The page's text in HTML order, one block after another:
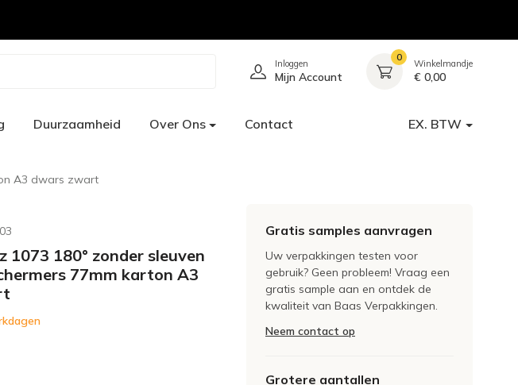
Inloggen
Mijn Account
0
Winkelmandje
€ 0,00
Duurzaamheid Over Ons Contact EX. BTW
A3 dwars zwart
1073 180° zonder sleuven
77mm karton A3
Gratis samples aanvragen
Uw verpakkingen testen voor
gebruik? Geen probleem! Vraag een
gratis sample aan en ontdek de
kwaliteit van Baas Verpakkingen.
Neem contact op
Grotere aantallen